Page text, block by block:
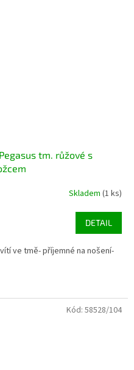
tm. růžové s
Skladem (1 ks)
DETAIL
ve tmě- příjemné na nošení-
Kód: 58528/104